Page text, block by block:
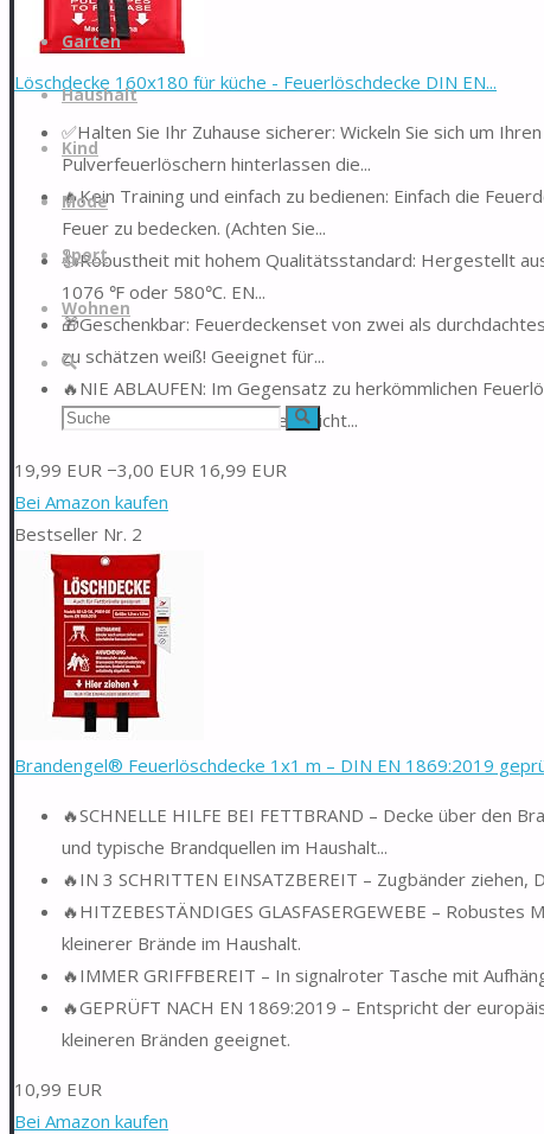
Garten
Haushalt
Kind
Mode
Sport
Wohnen
Suche
Suchen
nach:
Suche
Löschdecke 160x180 für küche - Feuerlöschdecke DIN EN...
✅Halten Sie Ihr Zuhause sicherer: Wickeln Sie sich um
Pulverfeuerlöschern hinterlassen die...
🔥Kein Training und einfach zu bedienen: Einfach die
Feuer zu bedecken. (Achten Sie...
👍Robustheit mit hohem Qualitätsstandard: Hergestellt
1076 ℉ oder 580℃. EN...
🎁Geschenkbar: Feuerdeckenset von zwei als
zu schätzen weiß! Geeignet für...
🔥NIE ABLAUFEN: Im Gegensatz zu herkömmlichen
herkömmlichen Feuerlöschern nicht...
19,99 EUR −3,00 EUR 16,99 EUR
Bei Amazon kaufen
Bestseller Nr. 2
Brandengel® Feuerlöschdecke 1x1 m – DIN EN 1869:2019
🔥SCHNELLE HILFE BEI FETTBRAND – Decke über den
und typische Brandquellen im Haushalt...
🔥IN 3 SCHRITTEN EINSATZBEREIT – Zugbänder
🔥HITZEBESTÄNDIGES GLASFASERGEWEBE –
kleinerer Brände im Haushalt.
🔥IMMER GRIFFBEREIT – In signalroter Tasche mit
🔥GEPRÜFT NACH EN 1869:2019 – Entspricht der
kleineren Bränden geeignet.
10,99 EUR
Bei Amazon kaufen